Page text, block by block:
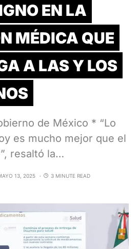
EN LA
MÉDICA QUE
A LAS Y LOS
de México * “Lo
es mucho mejor que el
resaltó la…
13, 2025 3 MINUTE READ